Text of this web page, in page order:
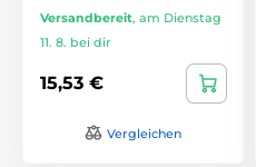
Versandbereit, am Dienstag
11. 8. bei dir
15,53 €
Vergleichen